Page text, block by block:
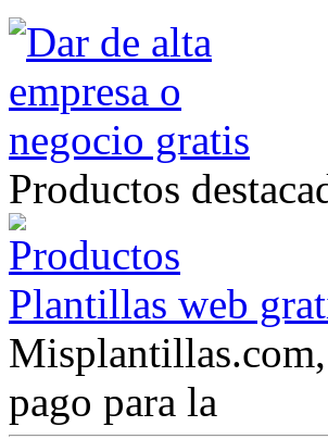
Productos
Plantillas web
pago para la